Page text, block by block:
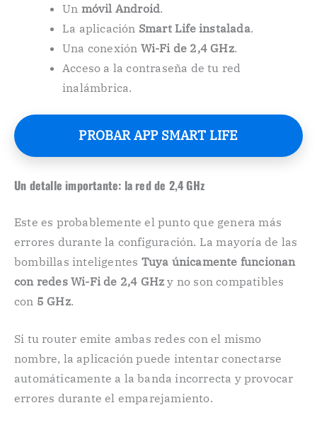
Un móvil Android.
La aplicación Smart Life instalada.
Una conexión Wi-Fi de 2,4 GHz.
Acceso a la contraseña de tu red
inalámbrica.
PROBAR APP SMART LIFE
Un detalle importante: la red de 2,4 GHz
Este es probablemente el punto que genera más
errores durante la configuración. La mayoría de las
bombillas inteligentes Tuya únicamente funcionan
con redes Wi-Fi de 2,4 GHz y no son compatibles
con 5 GHz.
Si tu router emite ambas redes con el mismo
nombre, la aplicación puede intentar conectarse
automáticamente a la banda incorrecta y provocar
errores durante el emparejamiento.